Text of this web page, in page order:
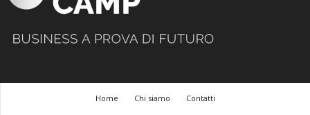
Home Chi siamo
Contatti